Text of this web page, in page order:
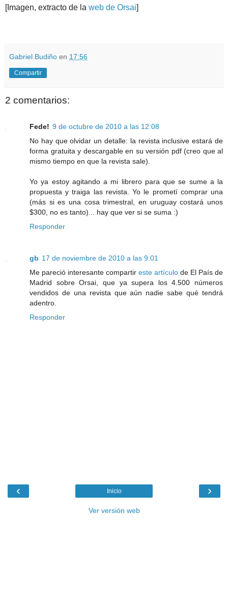
[Imagen, extracto de la web de Orsai]
Gabriel Budiño en 17:56
Compartir
2 comentarios:
Fede! 9 de octubre de 2010 a las 12:08
No hay que olvidar un detalle: la revista inclusive estará de
forma gratuita y descargable en su versión pdf (creo que al
mismo tiempo en que la revista sale).
Yo ya estoy agitando a mi librero para que se sume a la
propuesta y traiga las revista. Yo le prometí comprar una
(más si es una cosa trimestral, en uruguay costará unos
$300, no es tanto)... hay que ver si se suma :)
Responder
gb 17 de noviembre de 2010 a las 9:01
Me pareció interesante compartir este artículo de El País de
Madrid sobre Orsai, que ya supera los 4.500 números
vendidos de una revista que aún nadie sabe qué tendrá
adentro.
Responder
‹ ›
Inicio
Ver versión web